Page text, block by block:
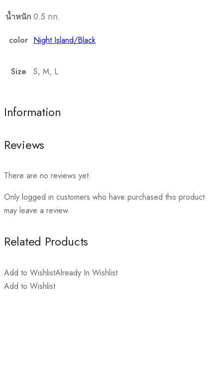
น้ำหนัก 0.5 กก.
color Night Island/Black
Size S, M, L
Information
Reviews
There are no reviews yet.
Only logged in customers who have purchased this product
may leave a review.
Related Products
Add to WishlistAlready In Wishlist
Add to Wishlist